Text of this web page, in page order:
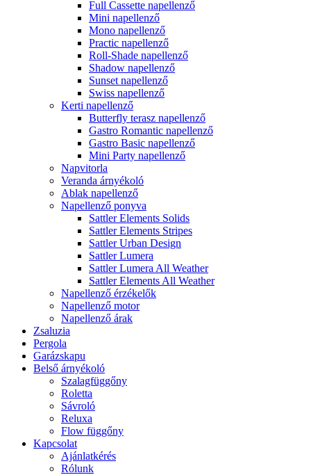
Full Cassette napellenző
Mini napellenző
Mono napellenző
Practic napellenző
Roll-Shade napellenző
Shadow napellenző
Sunset napellenző
Swiss napellenző
Kerti napellenző
Butterfly terasz napellenző
Gastro Romantic napellenző
Gastro Basic napellenző
Mini Party napellenző
Napvitorla
Veranda árnyékoló
Ablak napellenző
Napellenző ponyva
Sattler Elements Solids
Sattler Elements Stripes
Sattler Urban Design
Sattler Lumera
Sattler Lumera All Weather
Sattler Elements All Weather
Napellenző érzékelők
Napellenző motor
Napellenző árak
Zsaluzia
Pergola
Garázskapu
Belső árnyékoló
Szalagfüggőny
Roletta
Sávroló
Reluxa
Flow függőny
Kapcsolat
Ajánlatkérés
Rólunk